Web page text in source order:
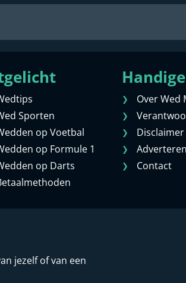
Sporten
op Voetbal
op Formule 1
op Darts
Over Wed
Adverteren
Contact
jezelf of van een